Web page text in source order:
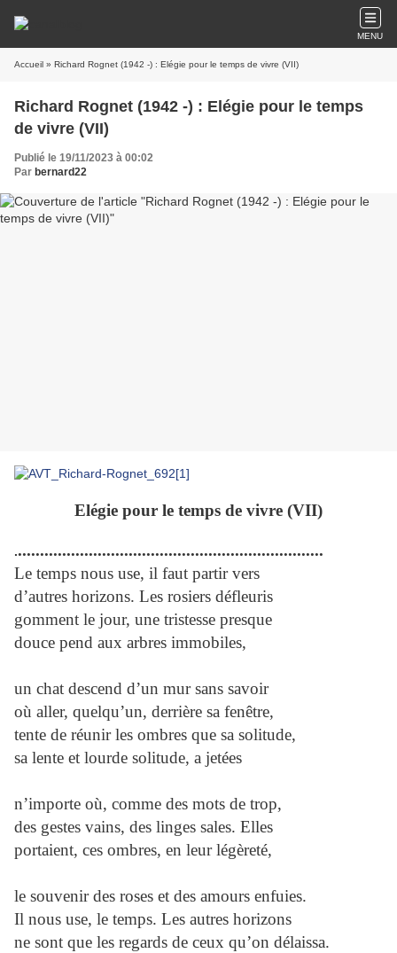
MENU
Accueil » Richard Rognet (1942 -) : Elégie pour le temps de vivre (VII)
Richard Rognet (1942 -) : Elégie pour le temps
de vivre (VII)
Publié le 19/11/2023 à 00:02
Par bernard22
Elégie pour le temps de vivre (VII)
......................................................................
Le temps nous use, il faut partir vers
d’autres horizons. Les rosiers défleuris
gomment le jour, une tristesse presque
douce pend aux arbres immobiles,
un chat descend d’un mur sans savoir
où aller, quelqu’un, derrière sa fenêtre,
tente de réunir les ombres que sa solitude,
sa lente et lourde solitude, a jetées
n’importe où, comme des mots de trop,
des gestes vains, des linges sales. Elles
portaient, ces ombres, en leur légèreté,
le souvenir des roses et des amours enfuies.
Il nous use, le temps. Les autres horizons
ne sont que les regards de ceux qu’on délaissa.